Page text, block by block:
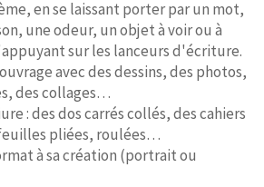
en se laissant porter par un mot,
une odeur, un objet à voir ou à
sur les lanceurs d'écriture.
avec des dessins, des photos,
des collages…
: des dos carrés collés, des cahiers
pliées, roulées…
à sa création (portrait ou